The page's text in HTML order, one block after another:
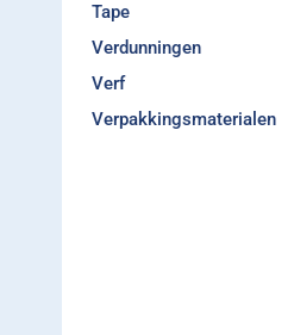
Tape
Verdunningen
Verf
Verpakkingsmaterialen